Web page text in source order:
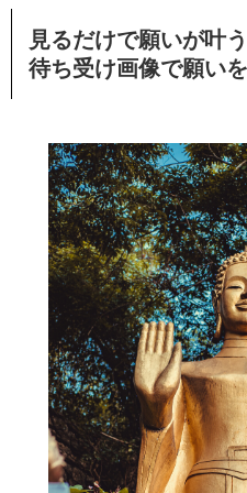
見るだけで願いが叶
待ち受け画像で願い